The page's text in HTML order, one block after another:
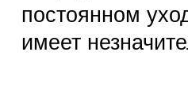
постоянном
имеет